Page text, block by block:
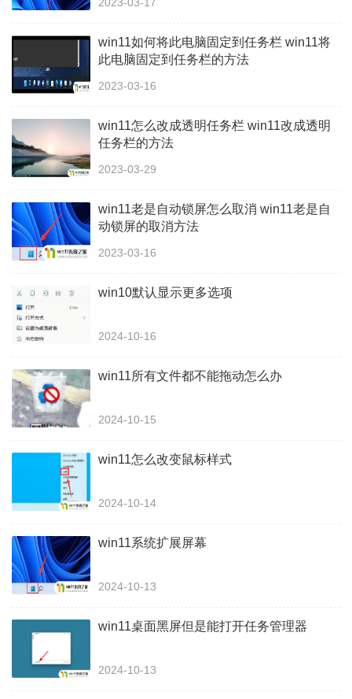
win11如何将此电脑固定到任务栏 win11将
此电脑固定到任务栏的方法
2023-03-16
win11怎么改成透明任务栏 win11改成透明
任务栏的方法
2023-03-29
win11老是自动锁屏怎么取消 win11老是自
动锁屏的取消方法
2023-03-16
win10默认显示更多选项
2024-10-16
win11所有文件都不能拖动怎么办
2024-10-15
win11怎么改变鼠标样式
2024-10-14
win11系统扩展屏幕
2024-10-13
win11桌面黑屏但是能打开任务管理器
2024-10-13